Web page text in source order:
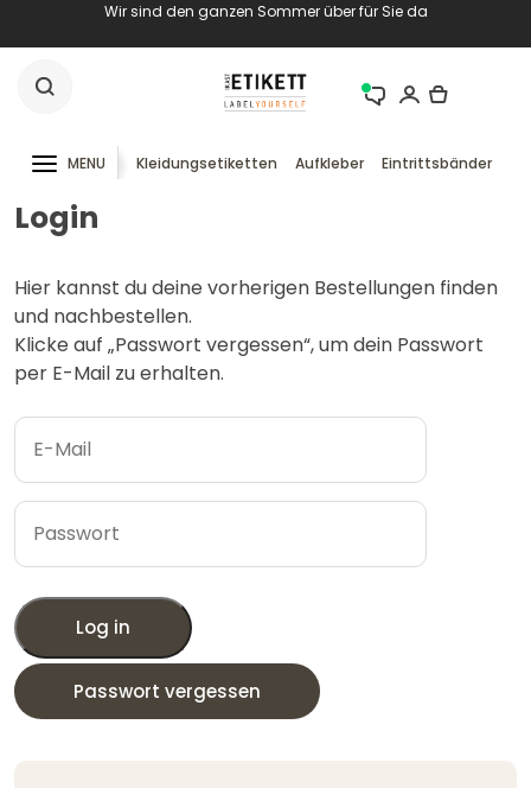
Wir sind den ganzen Sommer über für Sie da
MENU Kleidungsetiketten Aufkleber Eintrittsbänder
Login
Hier kannst du deine vorherigen Bestellungen finden
und nachbestellen.
Klicke auf „Passwort vergessen“, um dein Passwort
per E-Mail zu erhalten.
Log in
Passwort vergessen